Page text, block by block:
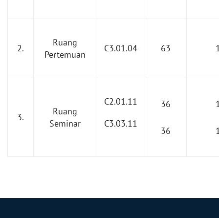
2.
Ruang
Pertemuan
C3.01.04 63
3.
Ruang
Seminar
C2.01.11
C3.03.11
36
36